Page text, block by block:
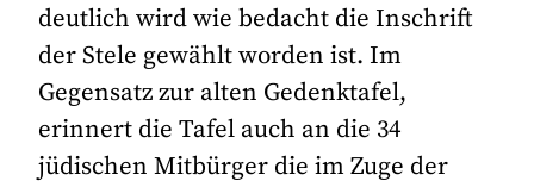
deutlich wird wie bedacht die Inschrift
der Stele gewählt worden ist. Im
Gegensatz zur alten Gedenktafel,
erinnert die Tafel auch an die 34
jüdischen Mitbürger die im Zuge der